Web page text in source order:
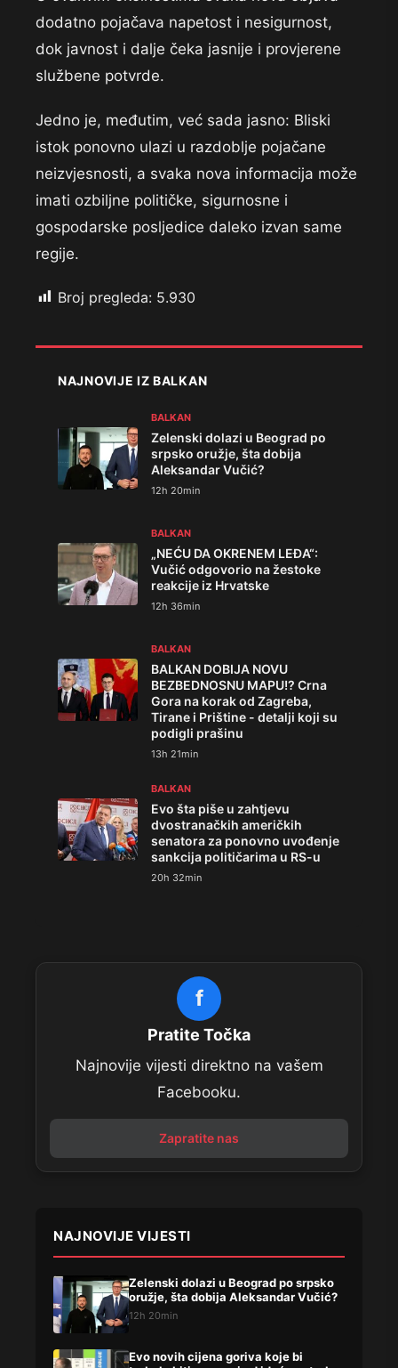
dodatno pojačava napetost i nesigurnost,
dok javnost i dalje čeka jasnije i provjerene
službene potvrde.
Jedno je, međutim, već sada jasno: Bliski
istok ponovno ulazi u razdoblje pojačane
neizvjesnosti, a svaka nova informacija može
imati ozbiljne političke, sigurnosne i
gospodarske posljedice daleko izvan same
regije.
Broj pregleda: 5.930
NAJNOVIJE IZ BALKAN
BALKAN
Zelenski dolazi u Beograd po
srpsko oružje, šta dobija
Aleksandar Vučić?
12h 20min
BALKAN
„NEĆU DA OKRENEM LEĐA“:
Vučić odgovorio na žestoke
reakcije iz Hrvatske
12h 36min
BALKAN
BALKAN DOBIJA NOVU
BEZBEDNOSNU MAPU!? Crna
Gora na korak od Zagreba,
Tirane i Prištine - detalji koji su
podigli prašinu
13h 21min
BALKAN
Evo šta piše u zahtjevu
dvostranačkih američkih
senatora za ponovno uvođenje
sankcija političarima u RS-u
20h 32min
f
Pratite Točka
Najnovije vijesti direktno na vašem
Facebooku.
Zapratite nas
NAJNOVIJE VIJESTI
Zelenski dolazi u Beograd po srpsko
oružje, šta dobija Aleksandar Vučić?
12h 20min
Evo novih cijena goriva koje bi